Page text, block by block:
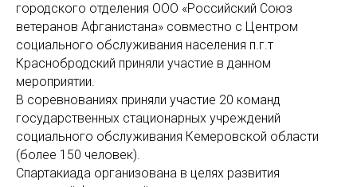
городского отделения ООО «Российский Союз
ветеранов Афганистана» совместно с Центром
социального обслуживания населения п.г.т
Краснобродский приняли участие в данном
мероприятии.
В соревнованиях приняли участие 20 команд
государственных стационарных учреждений
социального обслуживания Кемеровской области
(более 150 человек).
Спартакиада организована в целях развития